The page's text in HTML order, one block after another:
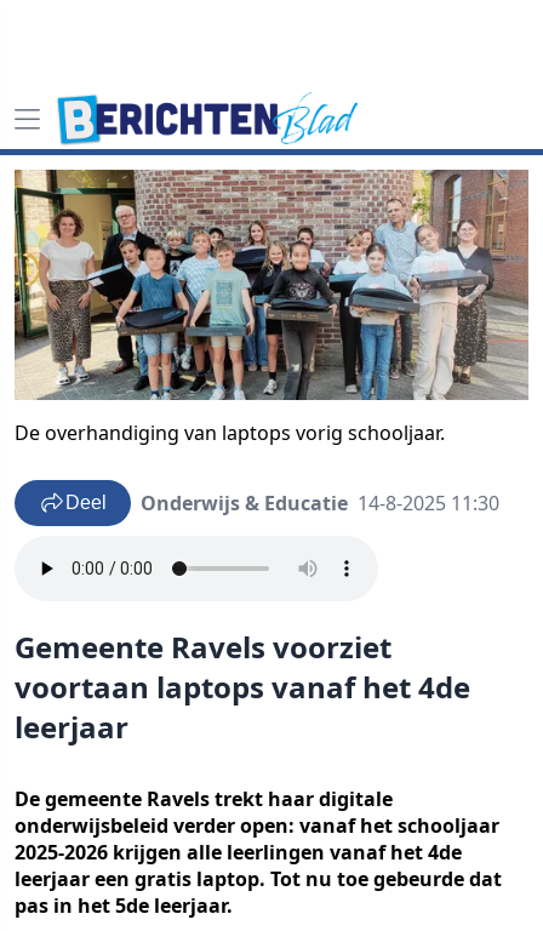
De overhandiging van laptops vorig schooljaar.
Deel Onderwijs & Educatie 14-8-2025 11:30
Gemeente Ravels voorziet
voortaan laptops vanaf het 4de
leerjaar
De gemeente Ravels trekt haar digitale
onderwijsbeleid verder open: vanaf het schooljaar
2025-2026 krijgen alle leerlingen vanaf het 4de
leerjaar een gratis laptop. Tot nu toe gebeurde dat
pas in het 5de leerjaar.